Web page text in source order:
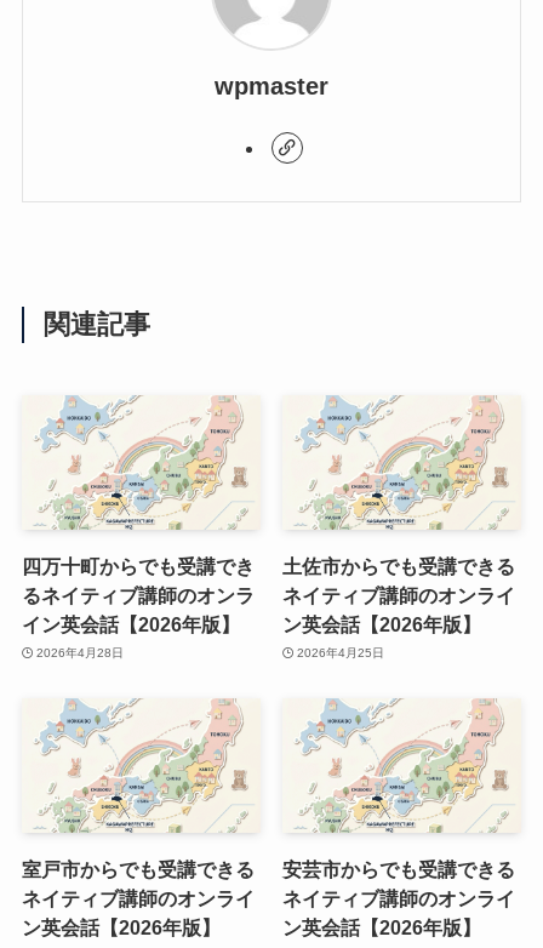
wpmaster
関連記事
四万十町からでも受講でき
るネイティブ講師のオンラ
イン英会話【2026年版】
2026年4月28日
土佐市からでも受講できる
ネイティブ講師のオンライ
ン英会話【2026年版】
2026年4月25日
室戸市からでも受講できる
ネイティブ講師のオンライ
ン英会話【2026年版】
安芸市からでも受講できる
ネイティブ講師のオンライ
ン英会話【2026年版】